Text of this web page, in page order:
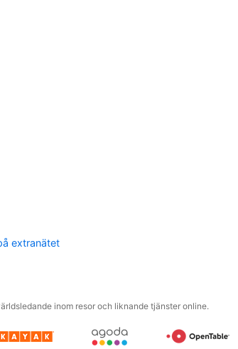
extranätet
inom resor och liknande tjänster online.